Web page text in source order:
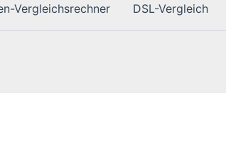
Vergleichsrechner DSL-Vergleich